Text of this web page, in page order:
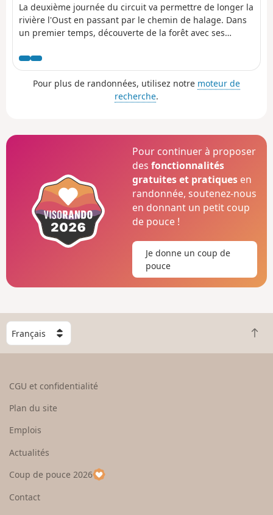
La deuxième journée du circuit va permettre de longer la
rivière l'Oust en passant par le chemin de halage. Dans
un premier temps, découverte de la forêt avec ses
permettra de passer sur le bord de l'Ile aux Pies. Retour
à Saint-Vincent-sur-Oust par la forêt.
Pour plus de randonnées, utilisez notre moteur de
recherche.
Pour continuer à proposer
desfonctionnalités
gratuites et pratiques en
randonnée, soutenez-nous
en donnant un petit coup
de pouce !
Je donne un coup de
pouce
C
h
o
e
u
p
a
R
e
CGU et confidentialité
Plan du site
Emplois
Actualités
Coup de pouce 2026
Contact